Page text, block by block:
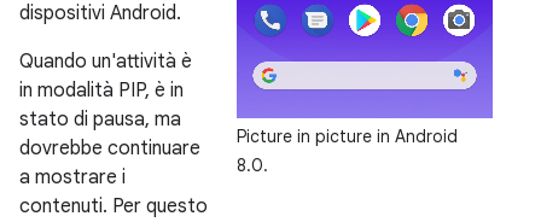
Picture in picture in Android
8.0.
dispositivi Android.
Quando un'attività è
in modalità PIP, è in
stato di pausa, ma
dovrebbe continuare
a mostrare i
contenuti. Per questo